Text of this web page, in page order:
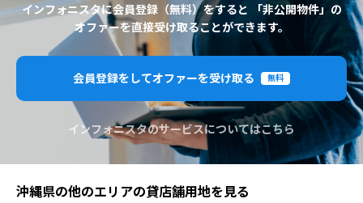
インフォニスタに会員登録（無料）をすると 「非公開物件」の
オファーを直接受け取ることができます。
会員登録をしてオファーを受け取る 無料
インフォニスタのサービスについてはこちら
沖縄県の他のエリアの貸店舗用地を見る